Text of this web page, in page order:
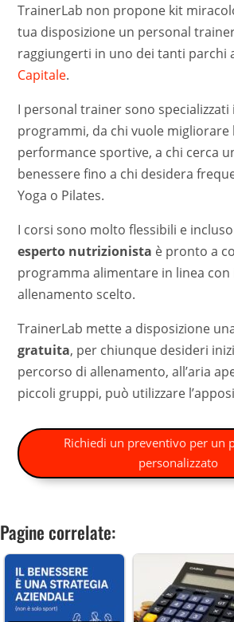
TrainerLab non propone kit
tua disposizione un personal
raggiungerti in uno dei tanti parchi
Capitale.
I personal trainer sono specializzati
programmi, da chi vuole
performance sportive, a chi cerca
benessere fino a chi desidera
Yoga o Pilates.
I corsi sono molto flessibili e
esperto nutrizionista è pronto a
programma alimentare in linea
allenamento scelto.
TrainerLab mette a disposizione
gratuita, per chiunque desideri
percorso di allenamento, all’aria
piccoli gruppi, può utilizzare
Richiedi un preventivo per un
personalizzato
Pagine correlate: